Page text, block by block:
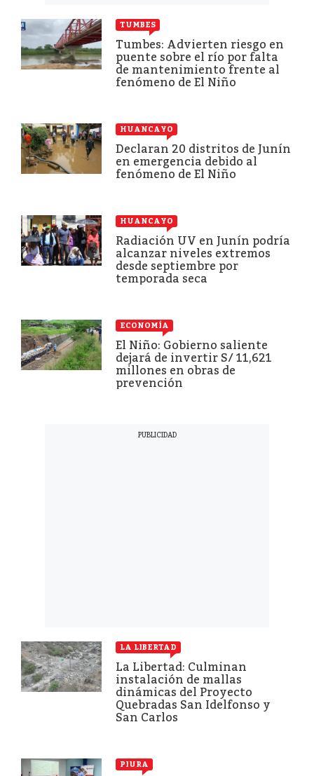
TUMBES
Tumbes: Advierten riesgo en
puente sobre el río por falta
de mantenimiento frente al
fenómeno de El Niño
HUANCAYO
Declaran 20 distritos de Junín
en emergencia debido al
fenómeno de El Niño
HUANCAYO
Radiación UV en Junín podría
alcanzar niveles extremos
desde septiembre por
temporada seca
ECONOMÍA
El Niño: Gobierno saliente
dejará de invertir S/ 11,621
millones en obras de
prevención
LA LIBERTAD
La Libertad: Culminan
instalación de mallas
dinámicas del Proyecto
Quebradas San Idelfonso y
San Carlos
PIURA